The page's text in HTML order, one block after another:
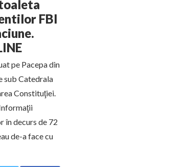
FBI
pe Pacepa din
sub Catedrala
Constituţiei.
în decurs de 72
de-a face cu